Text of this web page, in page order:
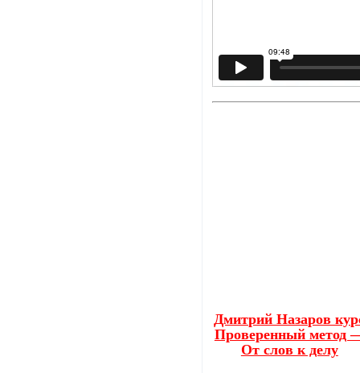
Дмитрий Назаров
Проверенный метод
От слов к делу